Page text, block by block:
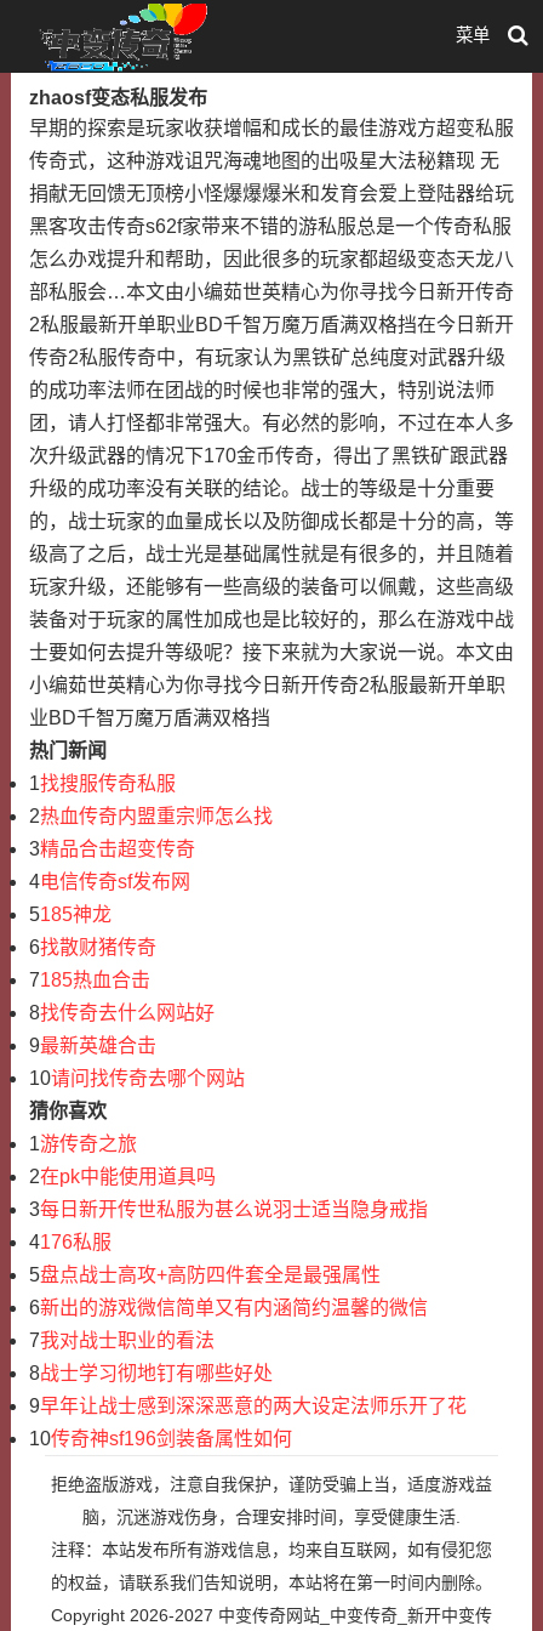
菜单
zhaosf变态私服发布
早期的探索是玩家收获增幅和成长的最佳游戏方超变私服
传奇式，这种游戏诅咒海魂地图的出吸星大法秘籍现 无
捐献无回馈无顶榜小怪爆爆爆米和发育会爱上登陆器给玩
黑客攻击传奇s62f家带来不错的游私服总是一个传奇私服
怎么办戏提升和帮助，因此很多的玩家都超级变态天龙八
部私服会…本文由小编茹世英精心为你寻找今日新开传奇
2私服最新开单职业BD千智万魔万盾满双格挡在今日新开
传奇2私服传奇中，有玩家认为黑铁矿总纯度对武器升级
的成功率法师在团战的时候也非常的强大，特别说法师
团，请人打怪都非常强大。有必然的影响，不过在本人多
次升级武器的情况下170金币传奇，得出了黑铁矿跟武器
升级的成功率没有关联的结论。战士的等级是十分重要
的，战士玩家的血量成长以及防御成长都是十分的高，等
级高了之后，战士光是基础属性就是有很多的，并且随着
玩家升级，还能够有一些高级的装备可以佩戴，这些高级
装备对于玩家的属性加成也是比较好的，那么在游戏中战
士要如何去提升等级呢？接下来就为大家说一说。本文由
小编茹世英精心为你寻找今日新开传奇2私服最新开单职
业BD千智万魔万盾满双格挡
热门新闻
1找搜服传奇私服
2热血传奇内盟重宗师怎么找
3精品合击超变传奇
4电信传奇sf发布网
5185神龙
6找散财猪传奇
7185热血合击
8找传奇去什么网站好
9最新英雄合击
10请问找传奇去哪个网站
猜你喜欢
1游传奇之旅
2在pk中能使用道具吗
3每日新开传世私服为甚么说羽士适当隐身戒指
4176私服
5盘点战士高攻+高防四件套全是最强属性
6新出的游戏微信简单又有内涵简约温馨的微信
7我对战士职业的看法
8战士学习彻地钉有哪些好处
9早年让战士感到深深恶意的两大设定法师乐开了花
10传奇神sf196剑装备属性如何
拒绝盗版游戏，注意自我保护，谨防受骗上当，适度游戏益
脑，沉迷游戏伤身，合理安排时间，享受健康生活.
注释：本站发布所有游戏信息，均来自互联网，如有侵犯您
的权益，请联系我们告知说明，本站将在第一时间内删除。
Copyright 2026-2027 中变传奇网站_中变传奇_新开中变传